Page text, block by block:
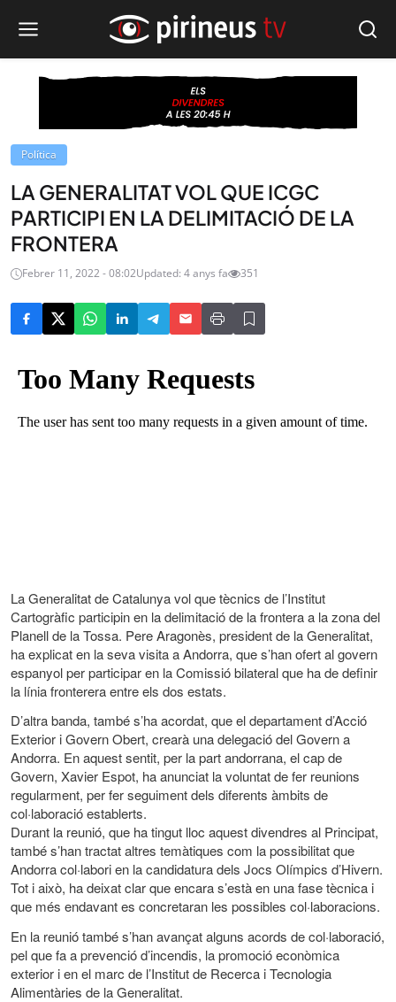
Política
LA GENERALITAT VOL QUE ICGC
PARTICIPI EN LA DELIMITACIÓ DE LA
FRONTERA
Febrer 11, 2022 - 08:02Updated: 4 anys fa 351
La Generalitat de Catalunya vol que tècnics de l’Institut
Cartogràfic participin en la delimitació de la frontera a la zona del
Planell de la Tossa. Pere Aragonès, president de la Generalitat,
ha explicat en la seva visita a Andorra, que s’han ofert al govern
espanyol per participar en la Comissió bilateral que ha de definir
la línia fronterera entre els dos estats.
D’altra banda, també s’ha acordat, que el departament d’Acció
Exterior i Govern Obert, crearà una delegació del Govern a
Andorra. En aquest sentit, per la part andorrana, el cap de
Govern, Xavier Espot, ha anunciat la voluntat de fer reunions
regularment, per fer seguiment dels diferents àmbits de
col·laboració establerts.
Durant la reunió, que ha tingut lloc aquest divendres al Principat,
també s’han tractat altres temàtiques com la possibilitat que
Andorra col·labori en la candidatura dels Jocs Olímpics d’Hivern.
Tot i això, ha deixat clar que encara s’està en una fase tècnica i
que més endavant es concretaran les possibles col·laboracions.
En la reunió també s’han avançat alguns acords de col·laboració,
pel que fa a prevenció d’incendis, la promoció econòmica
exterior i en el marc de l’Institut de Recerca i Tecnologia
Alimentàries de la Generalitat.